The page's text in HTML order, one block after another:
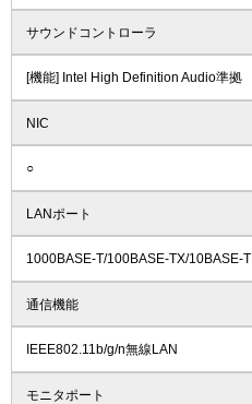
サウンドコントローラ
[機能] Intel High Definition Audio準拠
NIC
○
LANポート
1000BASE-T/100BASE-TX/10BASE-T
通信機能
IEEE802.11b/g/n無線LAN
モニタポート